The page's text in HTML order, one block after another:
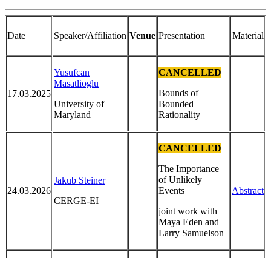
Material
Presentation
Venue
Speaker/Affiliation
Date
CANCELLED
Bounds of
Bounded
Rationality
Yusufcan
Masatlioglu
University of
Maryland
17.03.2025
Abstract
CANCELLED
The Importance
of Unlikely
Events
joint work with
Maya Eden and
Larry Samuelson
Jakub Steiner
CERGE-EI
24.03.2026